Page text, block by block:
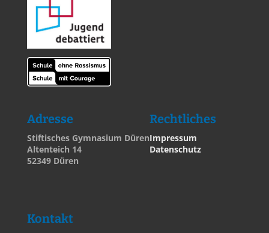
Adresse
Stiftisches Gymnasium Düren
Altenteich 14
52349 Düren
Rechtliches
Impressum
Datenschutz
Kontakt